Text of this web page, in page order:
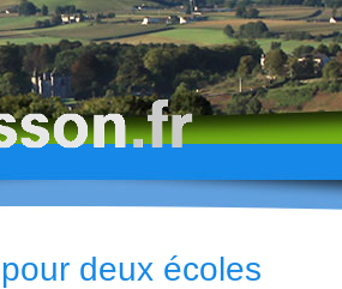
deux écoles